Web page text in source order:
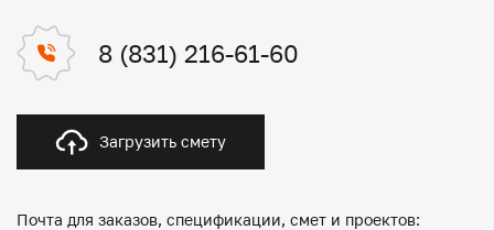
8 (831) 216-61-60
Загрузить смету
Почта для заказов, спецификации, смет и проектов: